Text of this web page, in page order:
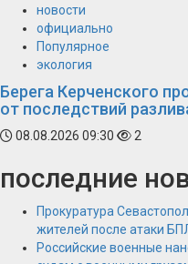
новости
официально
Популярное
экология
Берега Керченского
от последствий
08.08.2026 09:30 2
последние
Прокуратура
жителей после атаки
Российские военные